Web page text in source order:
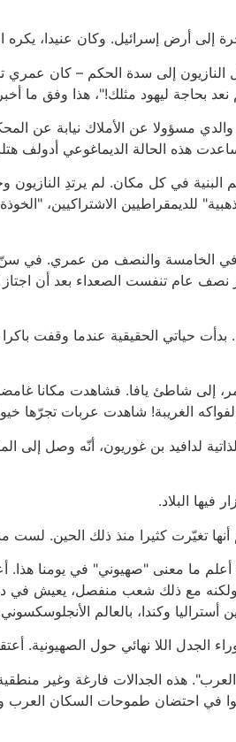
إلى أرض إسرائيل. وكان عنيدا،
إلى سدة الحكم – كان عمري
بحاجة ليهود مثلك!"، هذا وفق ما
مسؤولا عن الأملاك نيابة عن
هذه الحالة الديماغوعي أدولف
البنية في كل مكان. لم يرتدِ
للديمقراطيين الاشتراكيين،
الخامسة والنصف من عمري. في سنّ
عام تنفست الصعداء بعد أن اجتاز
بدأت حياتي الحقيقية عندما
شاطئ يافا. فشاهدت مكانا غامضا
الغريبة! شاهدت عربات تجرّها
لدافيد بن غوريون، أنّه وصل إلى
البلاد.
أنها تغيّرت كثيرا منذ ذلك الحين.
ما معنى "صهيوني" في يومنا هذا.
– ولكنه مع ذلك شعب منفصل، يعيش
أستراليا وكندا، بالعالم
اللا نهائي حول الصهيونية.
هذه الجدالات فارغة وغير
في احتضان طموحات السكان